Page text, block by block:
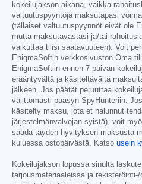
kokeilujakson aikana, vaikka
valtuutuspyyntöjä maksutapasi
(tällaiset valtuutuspyynnöt eivät ole
mutta maksutavastasi ja/tai
vaikuttaa tilisi saatavuuteen). Voit
EnigmaSoftin verkkosivuston Oma
EnigmaSoftiin ennen 7 päivän
erääntyvältä ja käsiteltävältä
jälkeen. Jos päätät peruuttaa
välittömästi pääsyn SpyHunteriin.
käsitelty maksu, jota et halunnut
järjestelmänvalvojan syistä), voit
saada täyden hyvityksen maksusta
kuluessa ostopäivästä. Katso usein
Kokeilujakson lopussa sinulta
tarjousmateriaaleissa ja